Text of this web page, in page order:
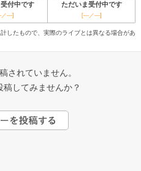
付中です ただいま受付中です
／---] [---／---]
したもので、実際のライブとは異なる場合があ
されていません。
してみませんか？